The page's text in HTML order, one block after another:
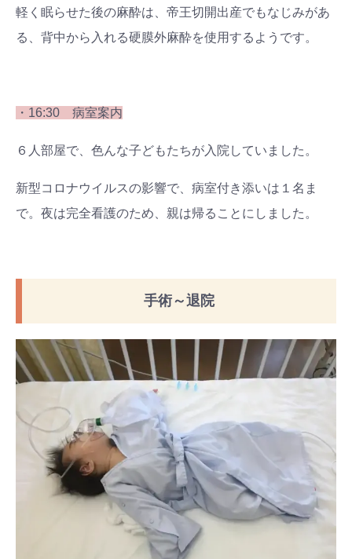
軽く眠らせた後の麻酔は、帝王切開出産でもなじみがあ
る、背中から入れる硬膜外麻酔を使用するようです。
・16:30 病室案内
６人部屋で、色んな子どもたちが入院していました。
新型コロナウイルスの影響で、病室付き添いは１名ま
で。夜は完全看護のため、親は帰ることにしました。
手術～退院